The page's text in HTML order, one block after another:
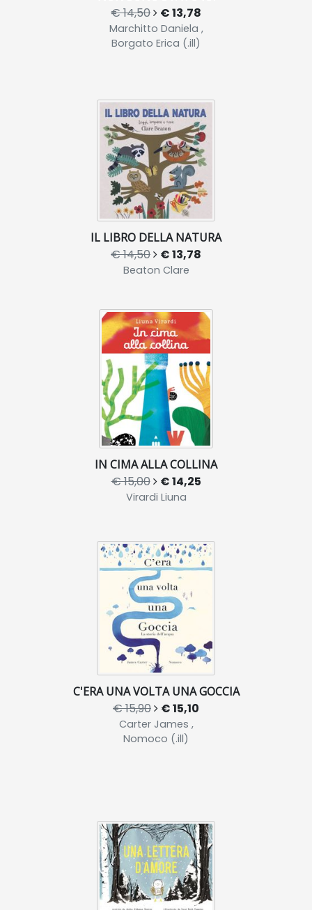
€ 14,50 € 13,78
Marchitto Daniela ,
Borgato Erica (.ill)
IL LIBRO DELLA NATURA
€ 14,50 € 13,78
Beaton Clare
IN CIMA ALLA COLLINA
€ 15,00 € 14,25
Virardi Liuna
C'ERA UNA VOLTA UNA GOCCIA
€ 15,90 € 15,10
Carter James ,
Nomoco (.ill)